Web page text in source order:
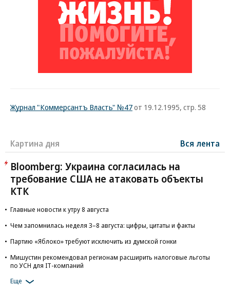
Журнал "Коммерсантъ Власть" №47от 19.12.1995, стр. 58
Картина дня Вся лента
Bloomberg: Украина согласилась на
требование США не атаковать объекты
КТК
Главные новости к утру 8 августа
Чем запомнилась неделя 3–8 августа: цифры, цитаты и факты
Партию «Яблоко» требуют исключить из думской гонки
Мишустин рекомендовал регионам расширить налоговые льготы
по УСН для IT-компаний
Еще